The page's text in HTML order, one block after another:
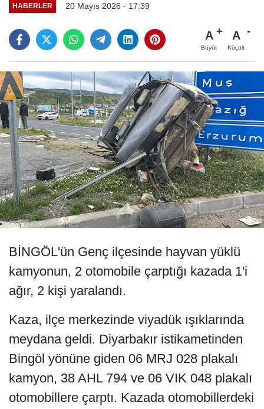
HABERLER 20 Mayıs 2026 - 17:39
A
Büyüt
A
Küçült
BİNGÖL'ün Genç ilçesinde hayvan yüklü
kamyonun, 2 otomobile çarptığı kazada 1'i
ağır, 2 kişi yaralandı.
Kaza, ilçe merkezinde viyadük ışıklarında
meydana geldi. Diyarbakır istikametinden
Bingöl yönüne giden 06 MRJ 028 plakalı
kamyon, 38 AHL 794 ve 06 VIK 048 plakalı
otomobillere çarptı. Kazada otomobillerdeki